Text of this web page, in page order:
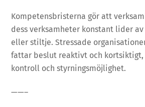
Kompetensbristerna gör att
dess verksamheter konstant lider
eller stiltje. Stressade
fattar beslut reaktivt och kortsiktigt,
kontroll och styrningsmöjlighet.
——–